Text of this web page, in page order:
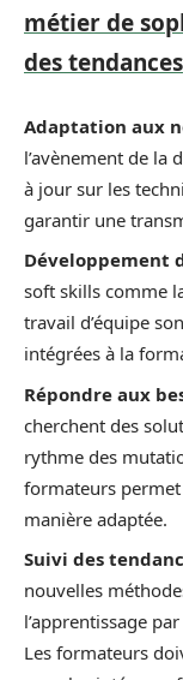
métier de
des tendances
Adaptation aux
l’avènement de
à jour sur les
garantir une
Développement
soft skills comme
travail d’équipe
intégrées à la
Répondre aux
cherchent des
rythme des
formateurs
manière adaptée.
Suivi des
nouvelles
l’apprentissage
Les formateurs